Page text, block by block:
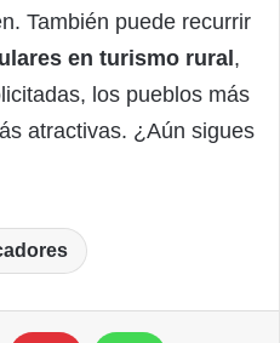
También puede recurrir
en turismo rural ,
los pueblos más
atractivas. ¿Aún sigues